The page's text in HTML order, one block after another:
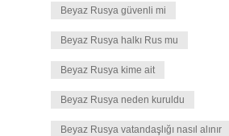
Beyaz Rusya güvenli mi
Beyaz Rusya halkı Rus mu
Beyaz Rusya kime ait
Beyaz Rusya neden kuruldu
Beyaz Rusya vatandaşlığı nasıl alınır